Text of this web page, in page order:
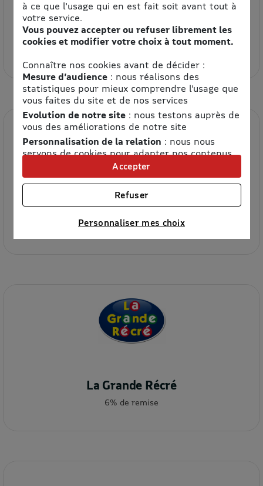
BUT
Cultura
4.2% de remise
La Grande Récré
6% de remise
à ce que l'usage qui en est fait soit avant tout à
votre service.
Vous pouvez accepter ou refuser librement les
cookies et modifier votre choix à tout moment.
Connaître nos cookies avant de décider :
Mesure d’audience: nous réalisons des
statistiques pour mieux comprendre l’usage que
vous faites du site et de nos services
Evolution de notre site: nous testons auprès de
vous des améliorations de notre site
Personnalisation de la relation : nous nous
servons de cookies pour adapter nos contenus
et personnaliser nos offres
Univers publicitaire: nous utilisons avec nos
partenaires des cookies pour afficher des
publicités personnalisées
Connaître notre politique cookies et la liste de nos
Personnaliser mes choix
Refuser
Accepter